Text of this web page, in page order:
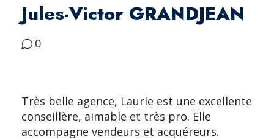
Jules-Victor GRANDJEAN
0
Très belle agence, Laurie est une excellente
conseillère, aimable et très pro. Elle
accompagne vendeurs et acquéreurs.